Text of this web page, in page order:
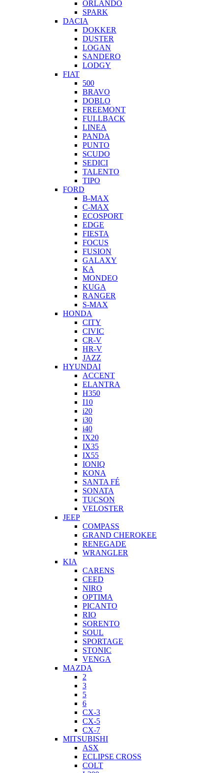
ORLANDO
SPARK
DACIA
DOKKER
DUSTER
LOGAN
SANDERO
LODGY
FIAT
500
BRAVO
DOBLO
FREEMONT
FULLBACK
LINEA
PANDA
PUNTO
SCUDO
SEDICI
TALENTO
TIPO
FORD
B-MAX
C-MAX
ECOSPORT
EDGE
FIESTA
FOCUS
FUSION
GALAXY
KA
MONDEO
KUGA
RANGER
S-MAX
HONDA
CITY
CIVIC
CR-V
HR-V
JAZZ
HYUNDAI
ACCENT
ELANTRA
H350
I10
i20
i30
i40
IX20
IX35
IX55
IONIQ
KONA
SANTA FÉ
SONATA
TUCSON
VELOSTER
JEEP
COMPASS
GRAND CHEROKEE
RENEGADE
WRANGLER
KIA
CARENS
CEED
NIRO
OPTIMA
PICANTO
RIO
SORENTO
SOUL
SPORTAGE
STONIC
VENGA
MAZDA
2
3
5
6
CX-3
CX-5
CX-7
MITSUBISHI
ASX
ECLIPSE CROSS
COLT